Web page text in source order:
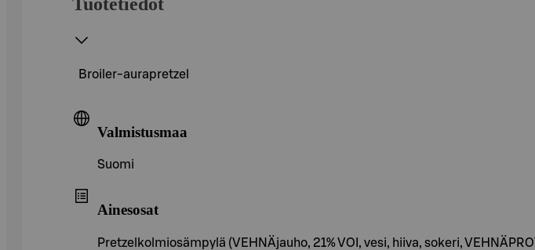
Broiler-aurapretzel
Valmistusmaa
Suomi
Ainesosat
Pretzelkolmiosämpylä (VEHNÄjauho, 21% VOI, vesi, hiiva, sokeri,